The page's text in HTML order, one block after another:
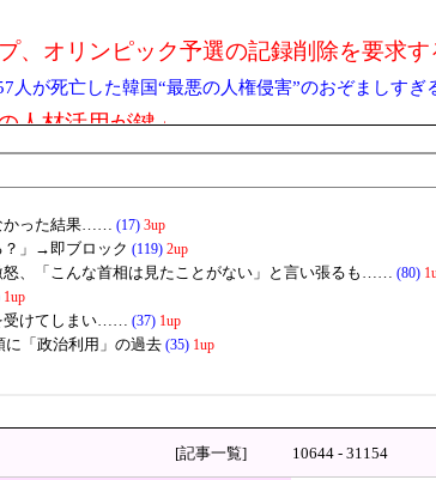
、オリンピック予選の記録削除を要求す
が死亡した韓国“最悪の人権侵害”のおぞましすぎ
人材活用が鍵」
、だが代替旅行先が日本ほど安全ではな
も… → 警察に完全排除されてしまう ………
た」として処理…ロシア当局が捜査！
在、施設整備の効果高い」
[記事一覧] 10644 - 31154